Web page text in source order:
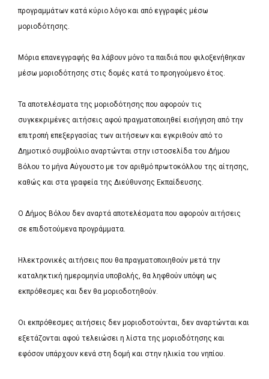
προγραμμάτων κατά κύριο λόγο και από εγγραφές μέσω
μοριοδότησης.
Μόρια επανεγγραφής θα λάβουν μόνο τα παιδιά που φιλοξενήθηκαν
μέσω μοριοδότησης στις δομές κατά το προηγούμενο έτος.
Τα αποτελέσματα της μοριοδότησης που αφορούν τις
συγκεκριμένες αιτήσεις αφού πραγματοποιηθεί εισήγηση από την
επιτροπή επεξεργασίας των αιτήσεων και εγκριθούν από το
Δημοτικό συμβούλιο αναρτώνται στην ιστοσελίδα του Δήμου
Βόλου το μήνα Αύγουστο με τον αριθμό πρωτοκόλλου της αίτησης,
καθώς και στα γραφεία της Διεύθυνσης Εκπαίδευσης.
Ο Δήμος Βόλου δεν αναρτά αποτελέσματα που αφορούν αιτήσεις
σε επιδοτούμενα προγράμματα.
Ηλεκτρονικές αιτήσεις που θα πραγματοποιηθούν μετά την
καταληκτική ημερομηνία υποβολής, θα ληφθούν υπόψη ως
εκπρόθεσμες και δεν θα μοριοδοτηθούν.
Οι εκπρόθεσμες αιτήσεις δεν μοριοδοτούνται, δεν αναρτώνται και
εξετάζονται αφού τελειώσει η λίστα της μοριοδότησης και
εφόσον υπάρχουν κενά στη δομή και στην ηλικία του νηπίου.